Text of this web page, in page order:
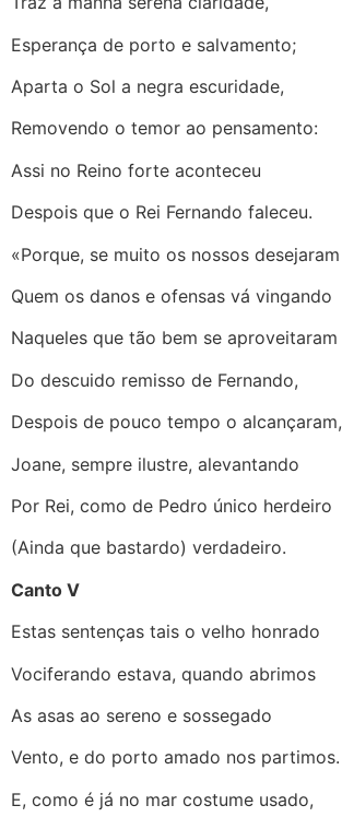
Esperança de porto e salvamento;
Aparta o Sol a negra escuridade,
Removendo o temor ao pensamento:
Assi no Reino forte aconteceu
Despois que o Rei Fernando faleceu.
«Porque, se muito os nossos desejaram
Quem os danos e ofensas vá vingando
Naqueles que tão bem se aproveitaram
Do descuido remisso de Fernando,
Despois de pouco tempo o alcançaram,
Joane, sempre ilustre, alevantando
Por Rei, como de Pedro único herdeiro
(Ainda que bastardo) verdadeiro.
Canto V
Estas sentenças tais o velho honrado
Vociferando estava, quando abrimos
As asas ao sereno e sossegado
Vento, e do porto amado nos partimos.
E, como é já no mar costume usado,